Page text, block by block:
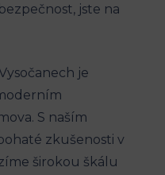
jste na
je
S naším
zkušenosti v
širokou škálu